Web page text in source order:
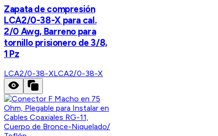
Zapata de compresión
LCA2/0-38-X para cal.
2/0 Awg, Barreno para
tornillo prisionero de 3/8,
1 Pz
LCA2/0-38-XLCA2/0-38-X